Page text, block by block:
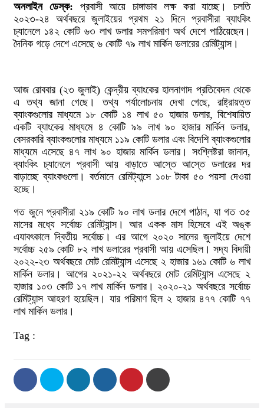
অনলাইন ডেস্ক: প্রবাসী আয়ে চাঙ্গাভাব লক্ষ করা যাচ্ছে। চলতি
২০২৩-২৪ অর্থবছরে জুলাইয়ের প্রথম ২১ দিনে প্রবাসীরা ব্যাংকিং
চ্যানেলে ১৪২ কোটি ৬৩ লাখ ডলার সমপরিমাণ অর্থ দেশে পাঠিয়েছেন।
দৈনিক গড়ে দেশে এসেছে ৬ কোটি ৭৯ লাখ মার্কিন ডলারের রেমিট্যান্স।
আজ রোববার (২৩ জুলাই) কেন্দ্রীয় ব্যাংকের হালনাগাদ প্রতিবেদন থেকে
এ তথ্য জানা গেছে। তথ্য পর্যালোচনায় দেখা গেছে, রাষ্ট্রায়ত্ত
ব্যাংকগুলোর মাধ্যমে ১৮ কোটি ১৪ লাখ ৫০ হাজার ডলার, বিশেষায়িত
একটি ব্যাংকের মাধ্যমে ৪ কোটি ৯৯ লাখ ৯০ হাজার মার্কিন ডলার,
বেসরকারি ব্যাংকগুলোর মাধ্যমে ১১৯ কোটি ডলার এবং বিদেশি ব্যাংকগুলোর
মাধ্যমে এসেছে ৪৭ লাখ ৯০ হাজার মার্কিন ডলার। সংশ্লিষ্টরা জানান,
ব্যাংকিং চ্যানেলে প্রবাসী আয় বাড়াতে আস্তে আস্তে ডলারের দর
বাড়াচ্ছে ব্যাংকগুলো। বর্তমানে রেমিট্যান্সে ১০৮ টাকা ৫০ পয়সা দেওয়া
হচ্ছে।
গত জুনে প্রবাসীরা ২১৯ কোটি ৯০ লাখ ডলার দেশে পাঠান, যা গত ৩৫
মাসের মধ্যে সর্বোচ্চ রেমিট্যান্স। আর একক মাস হিসেবে এই অঙ্ক
এযাবৎকালে দ্বিতীয় সর্বোচ্চ। এর আগে ২০২০ সালের জুলাইয়ে দেশে
সর্বোচ্চ ২৫৯ কোটি ৮২ লাখ ডলারের প্রবাসী আয় এসেছিল। সদ্য বিদায়ী
২০২২-২৩ অর্থবছরে মোট রেমিট্যান্স এসেছে ২ হাজার ১৬১ কোটি ৬ লাখ
মার্কিন ডলার। আগের ২০২১-২২ অর্থবছরে মোট রেমিট্যান্স এসেছে ২
হাজার ১০৩ কোটি ১৭ লাখ মার্কিন ডলার। ২০২০-২১ অর্থবছরে সর্বোচ্চ
রেমিট্যান্স আহরণ হয়েছিল। যার পরিমাণ ছিল ২ হাজার ৪৭৭ কোটি ৭৭
লাখ মার্কিন ডলার।
Tag :